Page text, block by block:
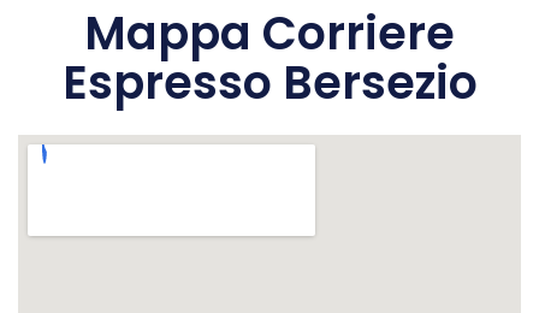
Mappa Corriere
Espresso Bersezio